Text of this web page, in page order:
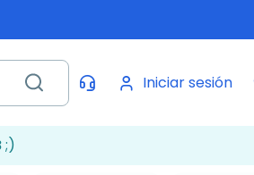
Iniciar sesión
;)